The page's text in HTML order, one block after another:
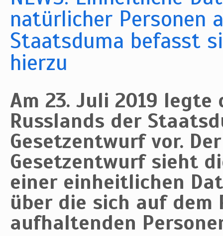
natürlicher Personen
Staatsduma befasst
hierzu
Am 23. Juli 2019 legte
Russlands der
Gesetzentwurf vor. Der
Gesetzentwurf sieht
einer einheitlichen
über die sich auf dem
aufhaltenden